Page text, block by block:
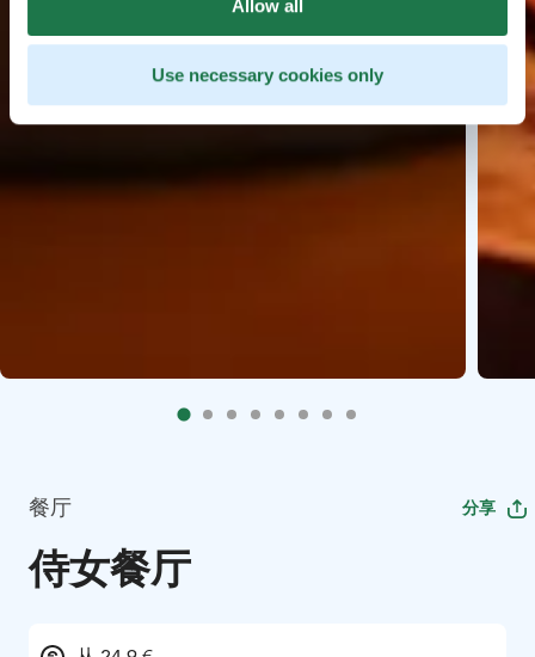
Allow all
Use necessary cookies only
餐厅 分享
侍女餐厅